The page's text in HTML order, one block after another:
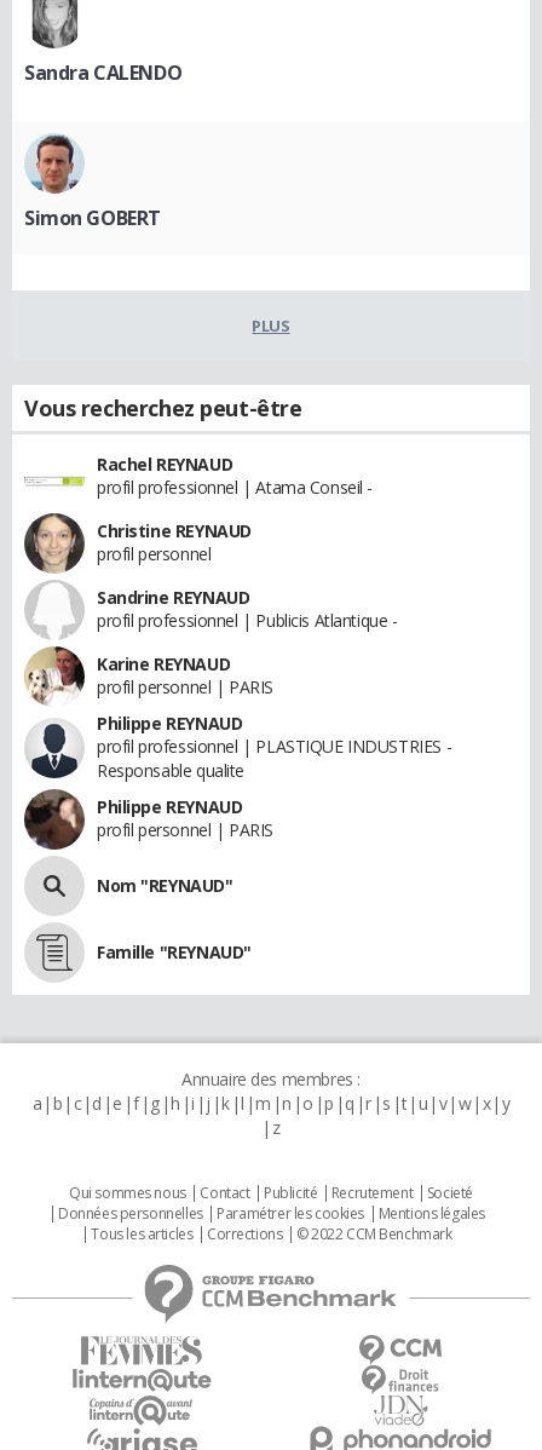
Sandra CALENDO
Simon GOBERT
PLUS
Vous recherchez peut-être
Rachel REYNAUD
profil professionnel | Atama Conseil -
Christine REYNAUD
profil personnel
Sandrine REYNAUD
profil professionnel | Publicis Atlantique -
Karine REYNAUD
profil personnel | PARIS
Philippe REYNAUD
profil professionnel | PLASTIQUE INDUSTRIES -
Responsable qualite
Philippe REYNAUD
profil personnel | PARIS
Nom "REYNAUD"
Famille "REYNAUD"
Annuaire des membres :
a b c d e f g h i j k l m n o p q r s t u v w x y
z
Qui sommes nous Contact Publicité Recrutement
Societé
Données personnelles
Paramétrer les cookies
Mentions légales
Tous les articles
Corrections © 2022 CCM Benchmark